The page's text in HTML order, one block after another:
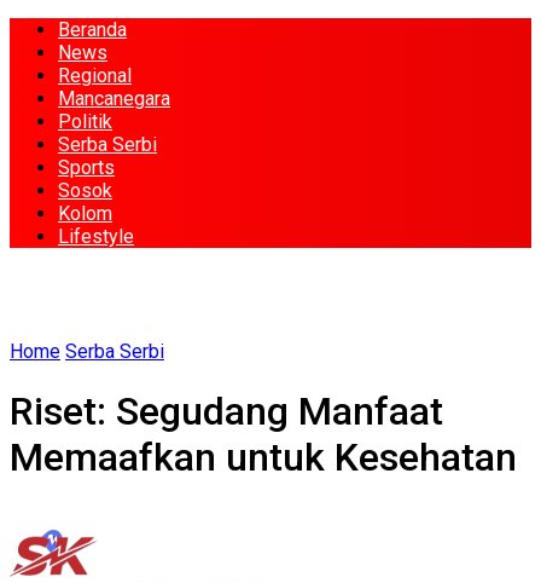
Beranda
News
Regional
Mancanegara
Politik
Serba Serbi
Sports
Sosok
Kolom
Lifestyle
Home Serba Serbi
Riset: Segudang Manfaat
Memaafkan untuk Kesehatan